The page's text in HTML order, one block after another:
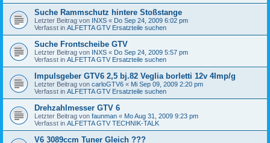
Suche Rammschutz hintere Stoßstange
Letzter Beitrag von INXS « Do Sep 24, 2009 6:02 pm
Verfasst in ALFETTA GTV Ersatzteile suchen
Suche Frontscheibe GTV
Letzter Beitrag von INXS « Do Sep 24, 2009 5:57 pm
Verfasst in ALFETTA GTV Ersatzteile suchen
Impulsgeber GTV6 2,5 bj.82 Veglia borletti 12v 4Imp/g
Letzter Beitrag von carloGTV6 « Mi Sep 09, 2009 2:20 pm
Verfasst in ALFETTA GTV Ersatzteile suchen
Drehzahlmesser GTV 6
Letzter Beitrag von faunman « Mo Aug 31, 2009 9:23 pm
Verfasst in ALFETTA GTV TECHNIK-TALK
V6 3089ccm Tuner Gleich ???